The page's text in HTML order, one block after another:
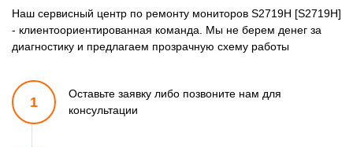
Наш сервисный центр по ремонту мониторов S2719H [S2719H]
- клиентоориентированная команда. Мы не берем денег за
диагностику и предлагаем прозрачную схему работы
1
Оставьте заявку либо позвоните нам для
консультации